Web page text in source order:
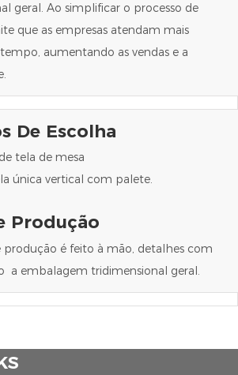
geral. Ao simplificar o processo de
que as empresas atendam mais
aumentando as vendas e a
De Escolha
tela de mesa
única vertical com palete.
Produção
produção é feito à mão, detalhes com
a embalagem tridimensional geral.